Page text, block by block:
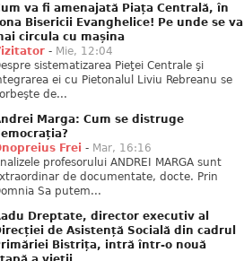
va fi amenajată Piața Centrală, în
Bisericii Evanghelice! Pe unde se va
circula cu mașina
- Mie, 12:04
sistematizarea Pieţei Centrale şi
ei cu Pietonalul Liviu Rebreanu se
de...
Marga: Cum se distruge
Frei - Mar, 16:16
profesorului ANDREI MARGA sunt
de documentate, docte. Prin
Sa putem...
Dreptate, director executiv al
de Asistență Socială din cadrul
Bistrița, intră într-o nouă